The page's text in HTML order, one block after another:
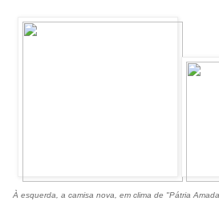
À esquerda, a camisa nova, em clima de "Pátria